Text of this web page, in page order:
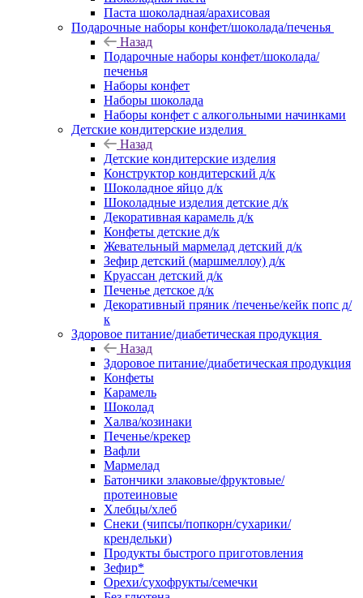
Паста шоколадная/арахисовая
Подарочные наборы конфет/шоколада/печенья
Назад
Подарочные наборы конфет/шоколада/
печенья
Наборы конфет
Наборы шоколада
Наборы конфет с алкогольными начинками
Детские кондитерские изделия
Назад
Детские кондитерские изделия
Конструктор кондитерский д/к
Шоколадное яйцо д/к
Шоколадные изделия детские д/к
Декоративная карамель д/к
Конфеты детские д/к
Жевательный мармелад детский д/к
Зефир детский (маршмеллоу) д/к
Круассан детский д/к
Печенье детское д/к
Декоративный пряник /печенье/кейк попс д/
к
Здоровое питание/диабетическая продукция
Назад
Здоровое питание/диабетическая продукция
Конфеты
Карамель
Шоколад
Халва/козинаки
Печенье/крекер
Вафли
Мармелад
Батончики злаковые/фруктовые/
протеиновые
Хлебцы/хлеб
Снеки (чипсы/попкорн/сухарики/
крендельки)
Продукты быстрого приготовления
Зефир*
Орехи/сухофрукты/семечки